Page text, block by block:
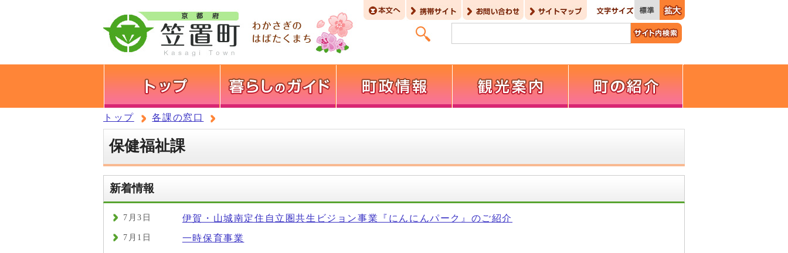
トップ 各課の窓口
保健福祉課
新着情報
7月3日 伊賀・山城南定住自立圏共生ビジョン事業『にんにんパーク』のご紹介
7月1日 一時保育事業